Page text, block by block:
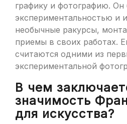
графику и фотографию. Он
экспериментальностью и
необычные ракурсы,
приемы в своих работах.
считаются одними из
экспериментальной
В чем
значимость
для искусства?